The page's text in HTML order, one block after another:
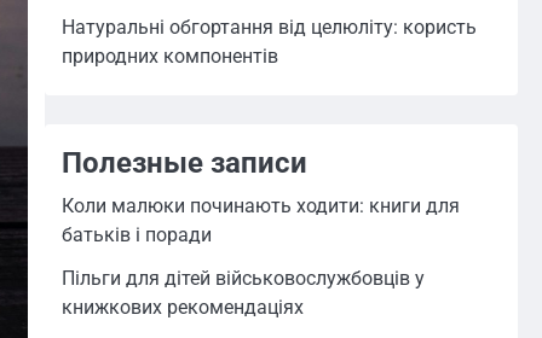
Натуральні обгортання від целюліту: користь
природних компонентів
Полезные записи
Коли малюки починають ходити: книги для
батьків і поради
Пільги для дітей військовослужбовців у
книжкових рекомендаціях